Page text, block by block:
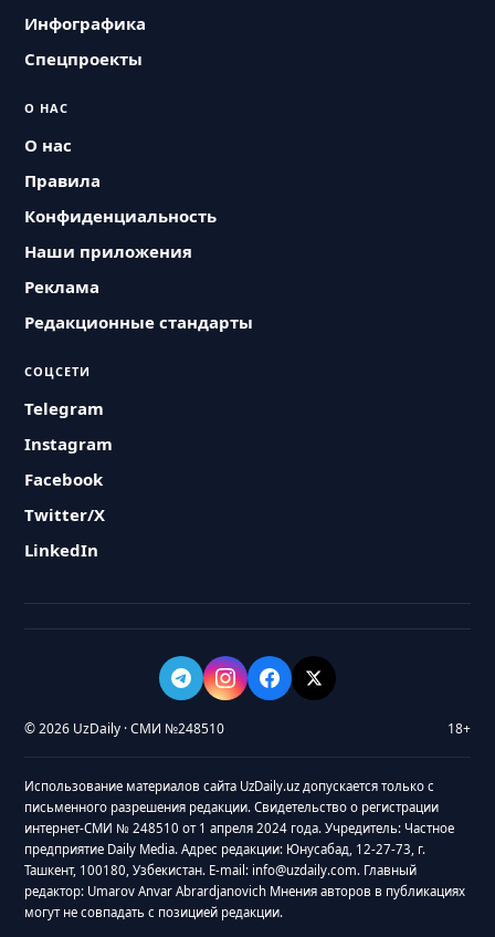
Инфографика
Спецпроекты
О НАС
О нас
Правила
Конфиденциальность
Наши приложения
Реклама
Редакционные стандарты
СОЦСЕТИ
Telegram
Instagram
Facebook
Twitter/X
LinkedIn
© 2026 UzDaily · СМИ №248510 18+
Использование материалов сайта UzDaily.uz допускается только с
письменного разрешения редакции. Свидетельство о регистрации
интернет-СМИ № 248510 от 1 апреля 2024 года. Учредитель: Частное
предприятие Daily Media. Адрес редакции: Юнусабад, 12-27-73, г.
Ташкент, 100180, Узбекистан. E-mail: info@uzdaily.com. Главный
редактор: Umarov Anvar Abrardjanovich Мнения авторов в публикациях
могут не совпадать с позицией редакции.